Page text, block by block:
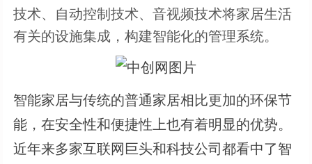
技术、自动控制技术、音视频技术将家居生活
有关的设施集成，构建智能化的管理系统。
智能家居与传统的普通家居相比更加的环保节
能，在安全性和便捷性上也有着明显的优势。
近年来多家互联网巨头和科技公司都看中了智